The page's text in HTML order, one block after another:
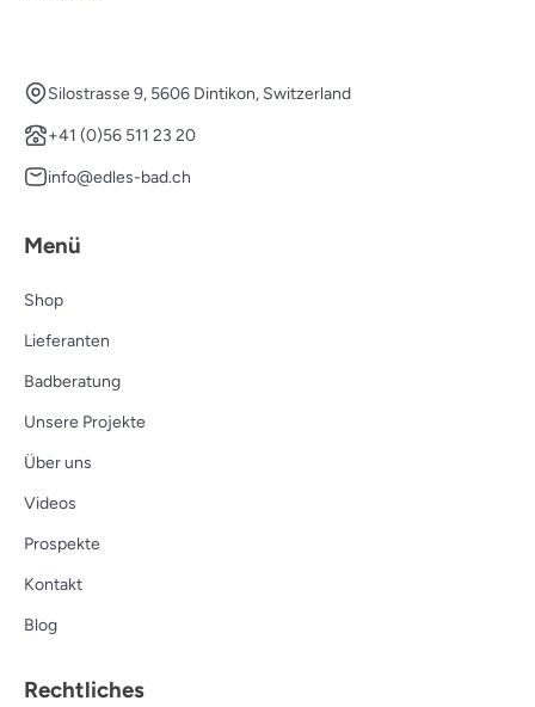
Silostrasse 9, 5606 Dintikon, Switzerland
+41 (0)56 511 23 20
info@edles-bad.ch
Menü
Shop
Lieferanten
Badberatung
Unsere Projekte
Über uns
Videos
Prospekte
Kontakt
Blog
Rechtliches